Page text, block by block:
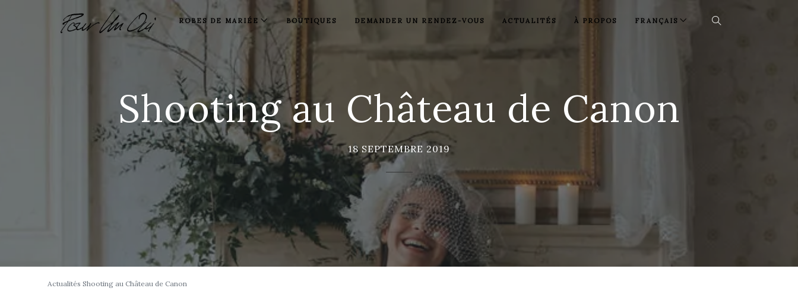
ROBES DE MARIÉE BOUTIQUES DEMANDER UN RENDEZ-VOUS ACTUALITÉS À PROPOS FRANÇAIS
Shooting au Château de Canon
18 SEPTEMBRE 2019
Actualités Shooting au Château de Canon